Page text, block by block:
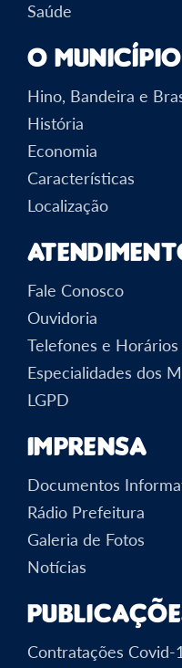
Saúde
O Município
Hino, Bandeira e
História
Economia
Características
Localização
Fale Conosco
Ouvidoria
Telefones e
Especialidades dos
LGPD
Imprensa
Documentos
Rádio Prefeitura
Galeria de Fotos
Notícias
Contratações Covid-